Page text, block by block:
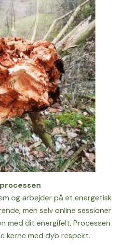
og arbejder på et energetisk
men selv online sessioner
med dit energifelt. Processen
kerne med dyb respekt.